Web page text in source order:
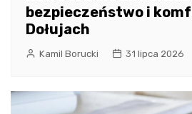
bezpieczeństwo i
Dołujach
Kamil Borucki 31 lipca 2026